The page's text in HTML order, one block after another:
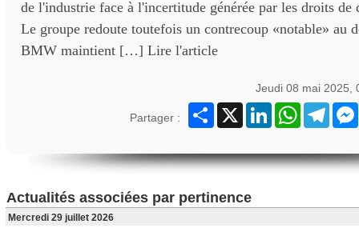
de l'industrie face à l'incertitude générée par les droits de
Le groupe redoute toutefois un contrecoup «notable» au
BMW maintient […] Lire l'article
Jeudi 08 mai 2025,
Partager :
Partager
X LinkedInWhatsApp
Actualités associées par pertinence
Mercredi 29 juillet 2026